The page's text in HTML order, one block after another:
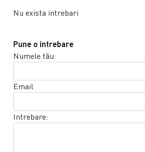
Nu exista intrebari
Pune o intrebare
Numele tău:
Email
Intrebare: